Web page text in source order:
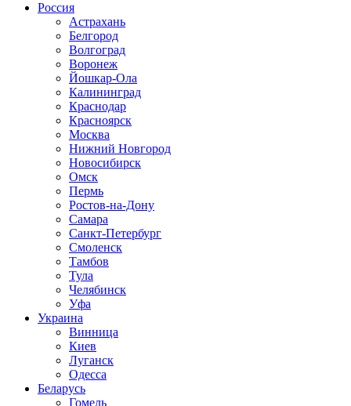
Россия
Астрахань
Белгород
Волгоград
Воронеж
Йошкар-Ола
Калининград
Краснодар
Красноярск
Москва
Нижний Новгород
Новосибирск
Омск
Пермь
Ростов-на-Дону
Самара
Санкт-Петербург
Смоленск
Тамбов
Тула
Челябинск
Уфа
Украина
Винница
Киев
Луганск
Одесса
Беларусь
Гомель